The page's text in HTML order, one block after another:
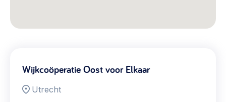
Wijkcoöperatie Oost voor Elkaar
Utrecht